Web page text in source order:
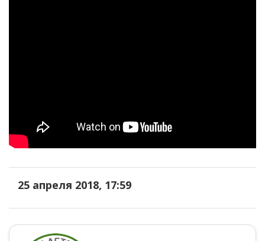
25 апреля 2018, 17:59